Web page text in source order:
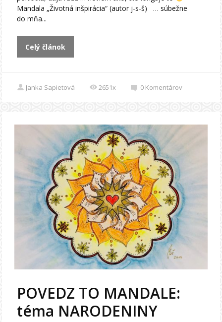
Mandala „Životná inšpirácia“ (autor j-s-š) … súbežne
do mňa...
Celý článok
Janka Sapietová 2651x 0 Komentárov
POVEDZ TO MANDALE:
téma NARODENINY